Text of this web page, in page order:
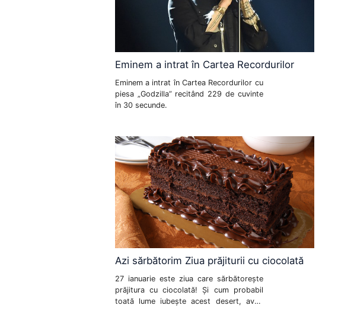
Eminem a intrat în Cartea Recordurilor
Eminem a intrat în Cartea Recordurilor cu
piesa „Godzilla” recitând 229 de cuvinte
în 30 secunde.
Azi sărbătorim Ziua prăjiturii cu ciocolată
27 ianuarie este ziua care sărbătorește
prăjitura cu ciocolată! Și cum probabil
toată lume iubește acest desert, aveți